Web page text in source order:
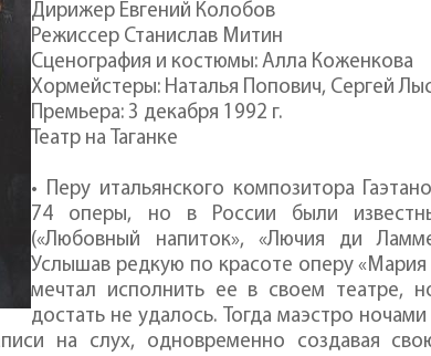
Дирижер Евгений Колобов
Режиссер Станислав Митин
Сценография и костюмы: Алла Коженкова
Хормейстеры: Наталья Попович, Сергей
Премьера: 3 декабря 1992 г.
Театр на Таганке
• Перу итальянского композитора
74 оперы, но в России были
(«Любовный напиток», «Лючия ди
Услышав редкую по красоте оперу
мечтал исполнить ее в своем театре,
достать не удалось. Тогда маэстро
на слух, одновременно создавая